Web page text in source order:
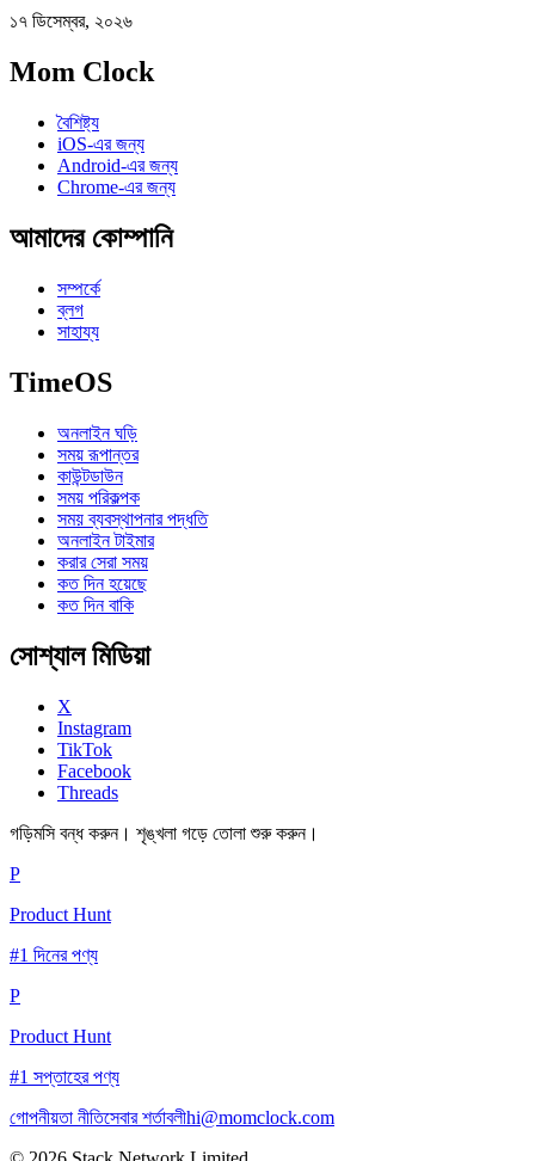
১৭ ডিসেম্বর, ২০২৬
Mom Clock
বৈশিষ্ট্য
iOS-এর জন্য
Android-এর জন্য
Chrome-এর জন্য
আমাদের কোম্পানি
সম্পর্কে
ব্লগ
সাহায্য
TimeOS
অনলাইন ঘড়ি
সময় রূপান্তর
কাউন্টডাউন
সময় পরিকল্পক
সময় ব্যবস্থাপনার পদ্ধতি
অনলাইন টাইমার
করার সেরা সময়
কত দিন হয়েছে
কত দিন বাকি
সোশ্যাল মিডিয়া
X
Instagram
TikTok
Facebook
Threads
গড়িমসি বন্ধ করুন। শৃঙ্খলা গড়ে তোলা শুরু করুন।
P
Product Hunt
#1 দিনের পণ্য
P
Product Hunt
#1 সপ্তাহের পণ্য
গোপনীয়তা নীতিসেবার শর্তাবলীhi@momclock.com